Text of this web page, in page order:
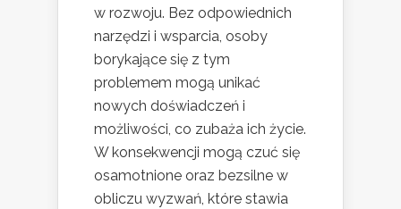
w rozwoju. Bez odpowiednich
narzędzi i wsparcia, osoby
borykające się z tym
problemem mogą unikać
nowych doświadczeń i
możliwości, co zubaża ich życie.
W konsekwencji mogą czuć się
osamotnione oraz bezsilne w
obliczu wyzwań, które stawia